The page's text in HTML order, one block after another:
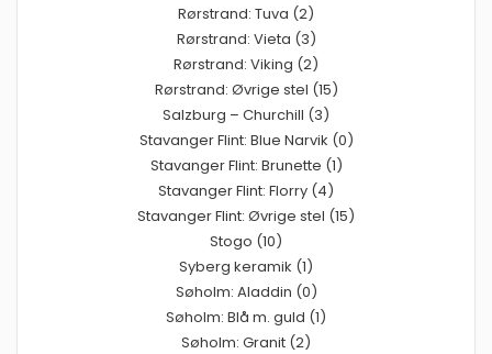
Rørstrand: Tuva (2)
Rørstrand: Vieta (3)
Rørstrand: Viking (2)
Rørstrand: Øvrige stel (15)
Salzburg – Churchill (3)
Stavanger Flint: Blue Narvik (0)
Stavanger Flint: Brunette (1)
Stavanger Flint: Florry (4)
Stavanger Flint: Øvrige stel (15)
Stogo (10)
Syberg keramik (1)
Søholm: Aladdin (0)
Søholm: Blå m. guld (1)
Søholm: Granit (2)